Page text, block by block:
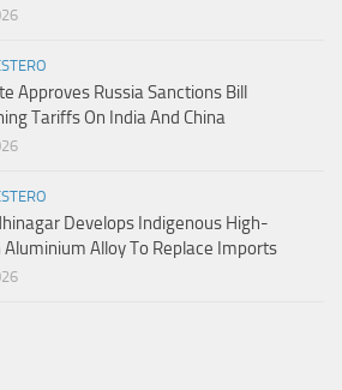
Approves Russia Sanctions Bill
Tariffs On India And China
Develops Indigenous High-
Alloy To Replace Imports